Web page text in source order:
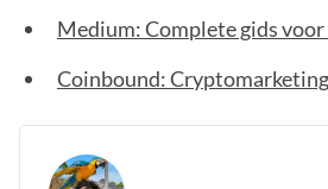
Medium: Complete gids
Coinbound: